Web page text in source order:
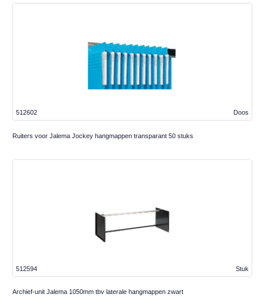
Doos
512602
Ruiters voor Jalema Jockey hangmappen transparant 50 stuks
Stuk
512594
Archief-unit Jalema 1050mm tbv laterale hangmappen zwart